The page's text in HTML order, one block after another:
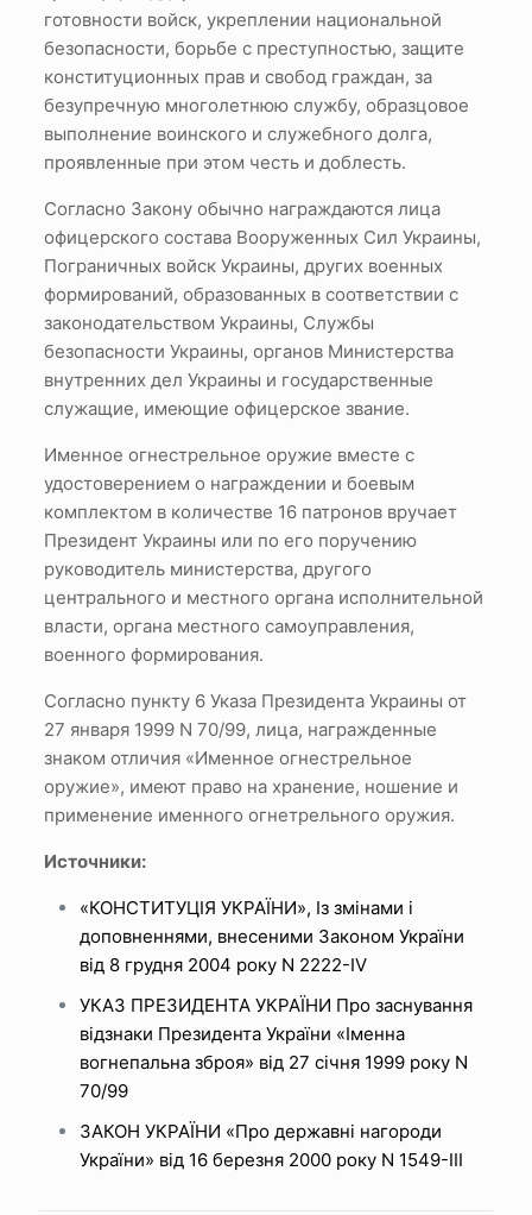
готовности войск, укреплении национальной
безопасности, борьбе с преступностью, защите
конституционных прав и свобод граждан, за
безупречную многолетнюю службу, образцовое
выполнение воинского и служебного долга,
проявленные при этом честь и доблесть.
Согласно Закону обычно награждаются лица
офицерского состава Вооруженных Сил Украины,
Пограничных войск Украины, других военных
формирований, образованных в соответствии с
законодательством Украины, Службы
безопасности Украины, органов Министерства
внутренних дел Украины и государственные
служащие, имеющие офицерское звание.
Именное огнестрельное оружие вместе с
удостоверением о награждении и боевым
комплектом в количестве 16 патронов вручает
Президент Украины или по его поручению
руководитель министерства, другого
центрального и местного органа исполнительной
власти, органа местного самоуправления,
военного формирования.
Согласно пункту 6 Указа Президента Украины от
27 января 1999 N 70/99, лица, награжденные
знаком отличия «Именное огнестрельное
оружие», имеют право на хранение, ношение и
применение именного огнетрельного оружия.
Источники:
«КОНСТИТУЦІЯ УКРАЇНИ», Із змінами і
доповненнями, внесеними Законом України
від 8 грудня 2004 року N 2222-IV
УКАЗ ПРЕЗИДЕНТА УКРАЇНИ Про заснування
відзнаки Президента України «Іменна
вогнепальна зброя» від 27 січня 1999 року N
70/99
ЗАКОН УКРАЇНИ «Про державні нагороди
України» від 16 березня 2000 року N 1549-III